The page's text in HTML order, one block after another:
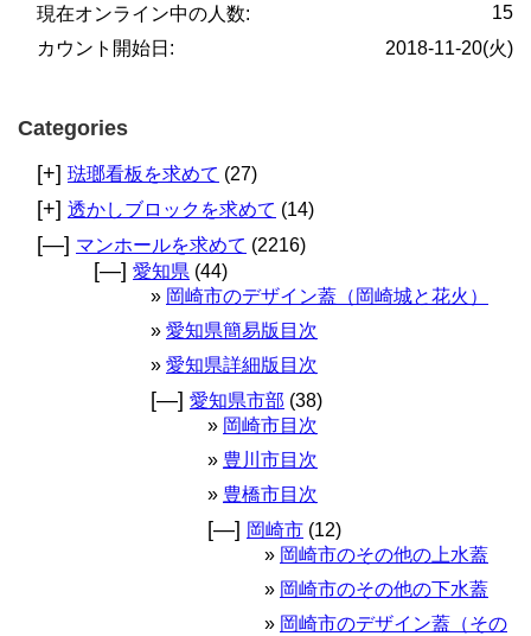
15
現在オンライン中の人数:
2018-11-20(火)
カウント開始日:
Categories
[+] 琺瑯看板を求めて (27)
[+] 透かしブロックを求めて (14)
[—] マンホールを求めて (2216)
[—] 愛知県 (44)
岡崎市のデザイン蓋（岡崎城と花火）
愛知県簡易版目次
愛知県詳細版目次
[—] 愛知県市部 (38)
岡崎市目次
豊川市目次
豊橋市目次
[—] 岡崎市 (12)
岡崎市のその他の上水蓋
岡崎市のその他の下水蓋
岡崎市のデザイン蓋（その